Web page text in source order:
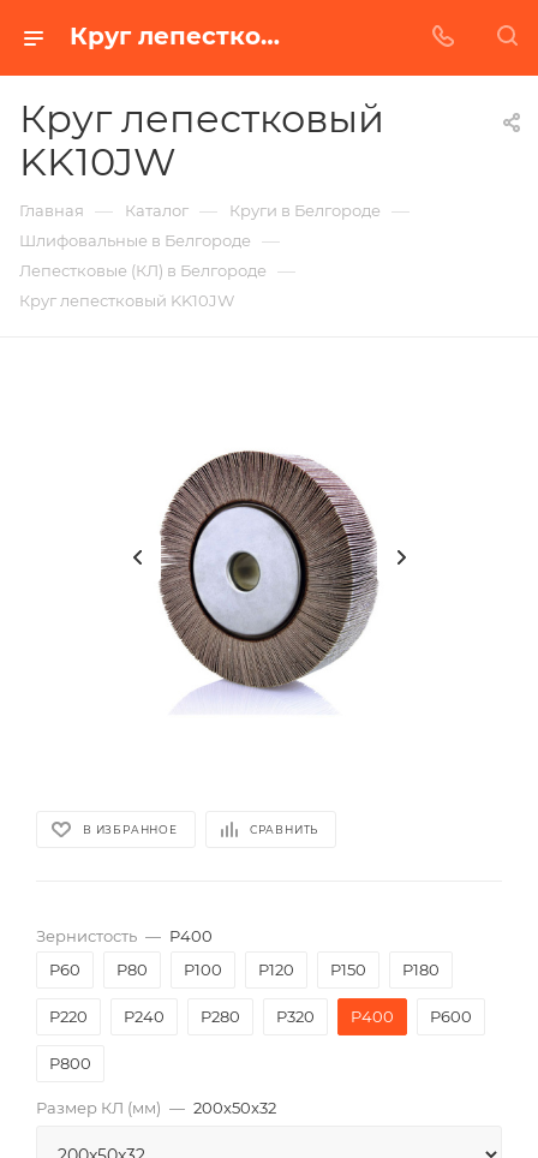
Круг лепестковый KK10JW в Белгороде | Купить по недорогой цене от Абразивного Завода
Круг лепестковый
KK10JW
Главная — Каталог — Круги в Белгороде —
Шлифовальные в Белгороде —
Лепестковые (КЛ) в Белгороде —
Круг лепестковый KK10JW
В ИЗБРАННОЕ СРАВНИТЬ
Зернистость — P400
P60
P80 P100 P120 P150 P180
P220 P240 P280 P320 P400 P600
P800
Размер КЛ (мм) — 200x50x32